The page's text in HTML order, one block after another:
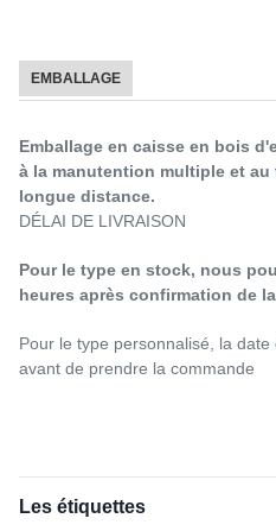
EMBALLAGE
Emballage en caisse en bois
à la manutention multiple et
longue distance.
DÉLAI DE LIVRAISON
Pour le type en stock, nous
heures après confirmation de
Pour le type personnalisé, la
avant de prendre la commande
Les étiquettes